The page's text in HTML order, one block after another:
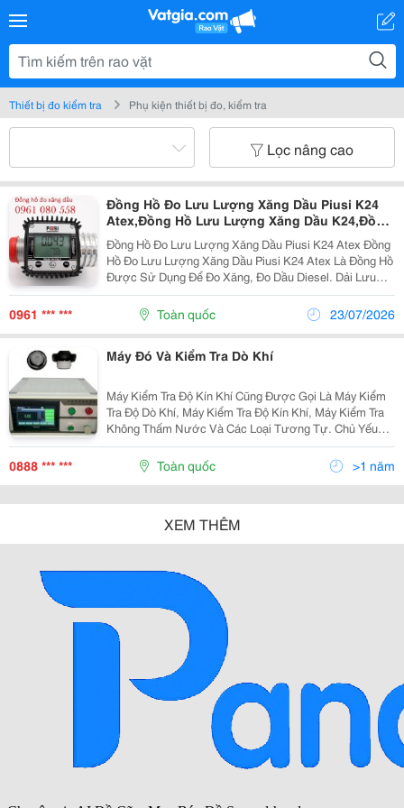
Thiết bị đo kiểm tra Phụ kiện thiết bị đo, kiểm tra
Lọc nâng cao
Đồng Hồ Đo Lưu Lượng Xăng Dầu Piusi K24
Atex,Đồng Hồ Lưu Lượng Xăng Dầu K24,Đồng
Hồ Điện Tử Đo Xăng Dầu Piusi K24
Đồng Hồ Đo Lưu Lượng Xăng Dầu Piusi K24 Atex Đồng
Hồ Đo Lưu Lượng Xăng Dầu Piusi K24 Atex Là Đồng Hồ
Được Sử Dụng Để Đo Xăng, Đo Dầu Diesel. Dải Lưu
Lượng Đo: 7 - 120 Lít/Phút Đồng Hồ Hiển Thị Điện Tử
0961 *** *** Toàn quốc 23/07/2026
Máy Đó Và Kiểm Tra Dò Khí
Máy Kiểm Tra Độ Kín Khí Cũng Được Gọi Là Máy Kiểm
Tra Độ Dò Khí, Máy Kiểm Tra Độ Kín Khí, Máy Kiểm Tra
Không Thấm Nước Và Các Loại Tương Tự. Chủ Yếu
Được Sử Dụng Để Kiểm Tra Niêm Phong Sản Phẩm,
Kiểm Tra Chống Thấm Nước, Kiểm Tra Độ Kín Khí,
0888 *** *** Toàn quốc >1 năm
XEM THÊM